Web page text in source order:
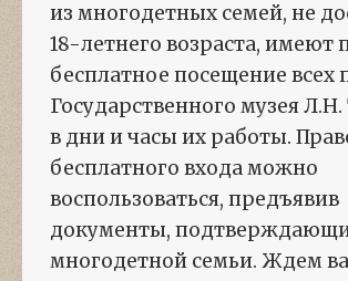
из многодетных семей, не
18-летнего возраста, имеют
бесплатное посещение всех
Государственного музея Л.Н.
в дни и часы их работы.
бесплатного входа можно
воспользоваться, предъявив
документы,
многодетной семьи. Ждем